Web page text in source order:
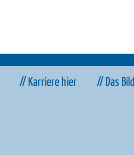
// Karriere hier // Das